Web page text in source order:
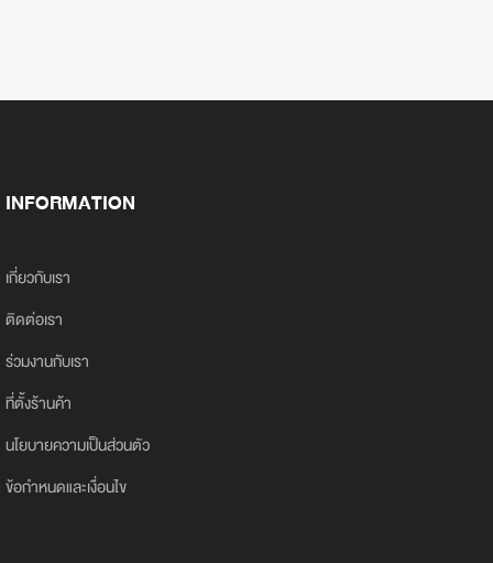
INFORMATION
เกี่ยวกับเรา
ติดต่อเรา
ร่วมงานกับเรา
ที่ตั้งร้านค้า
นโยบายความเป็นส่วนตัว
ข้อกำหนดและเงื่อนไข